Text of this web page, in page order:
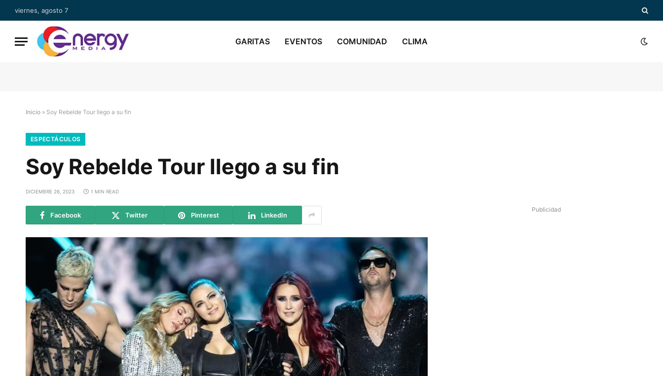
viernes, agosto 7
GARITAS EVENTOS COMUNIDAD CLIMA
Inicio » Soy Rebelde Tour llego a su fin
ESPECTÁCULOS
Soy Rebelde Tour llego a su fin
DICIEMBRE 26, 2023 1 MIN READ
Facebook Twitter Pinterest LinkedIn
Publicidad